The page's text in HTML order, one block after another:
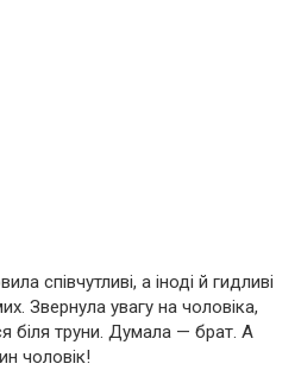
співчутливі, а іноді й гидливі
Звернула увагу на чоловіка,
біля труни. Думала — брат. А
чоловік!